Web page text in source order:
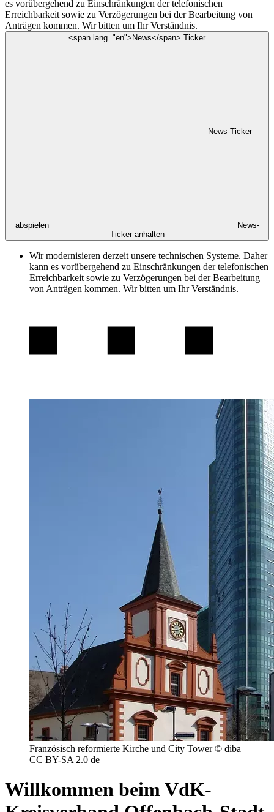
es vorübergehend zu Einschränkungen der telefonischen
Erreichbarkeit sowie zu Verzögerungen bei der Bearbeitung von
Anträgen kommen. Wir bitten um Ihr Verständnis.
<span lang="en">News</span> Ticker
News-Ticker
abspielen
News-
Ticker anhalten
Wir modernisieren derzeit unsere technischen Systeme. Daher
kann es vorübergehend zu Einschränkungen der telefonischen
Erreichbarkeit sowie zu Verzögerungen bei der Bearbeitung
von Anträgen kommen. Wir bitten um Ihr Verständnis.
Französisch reformierte Kirche und City Tower © diba
CC BY-SA 2.0 de
Willkommen beim VdK-